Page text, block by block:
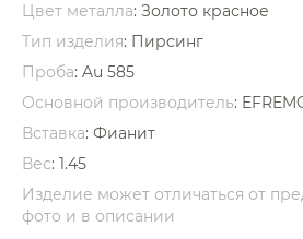
Цвет металла: Золото красное
Тип изделия: Пирсинг
Проба: Au 585
Основной производитель:
Вставка: Фианит
Вес: 1.45
Изделие может отличаться от
фото и в описании